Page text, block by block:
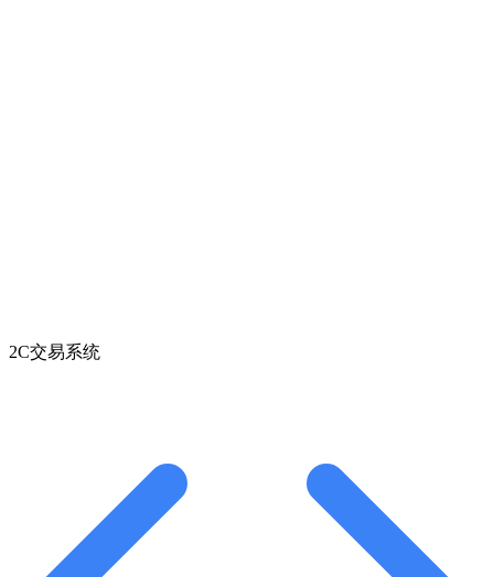
2C交易系统